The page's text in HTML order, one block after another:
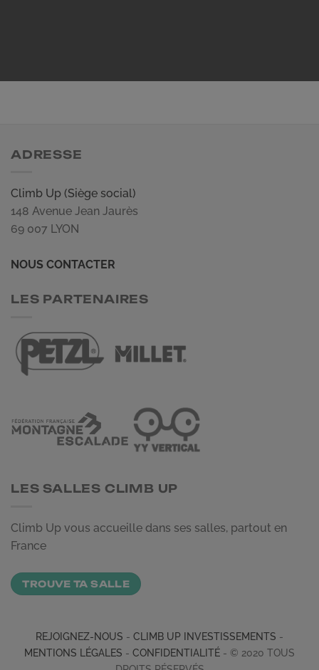
ADRESSE
Climb Up (Siège social)
148 Avenue Jean Jaurès
69 007 LYON
NOUS CONTACTER
LES PARTENAIRES
LES SALLES CLIMB UP
Climb Up vous accueille dans ses salles, partout en
France
TROUVE TA SALLE
REJOIGNEZ-NOUS - CLIMB UP INVESTISSEMENTS -
MENTIONS LÉGALES - CONFIDENTIALITÉ - © 2020 TOUS